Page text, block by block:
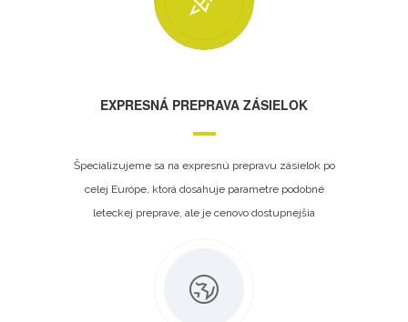
EXPRESNÁ PREPRAVA ZÁSIELOK
Špecializujeme sa na expresnú prepravu zásielok po
celej Európe, ktorá dosahuje parametre podobné
leteckej preprave, ale je cenovo dostupnejšia